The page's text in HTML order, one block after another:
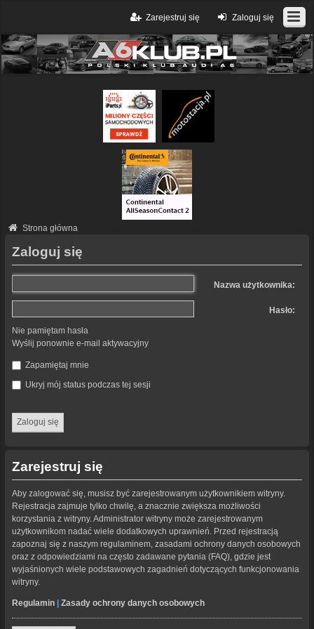
Zaloguj się
Zarejestruj się
Strona główna
Zaloguj się
Nazwa użytkownika:
Hasło:
Nie pamiętam hasła
Wyślij ponownie e-mail aktywacyjny
Zapamiętaj mnie
Ukryj mój status podczas tej sesji
Zarejestruj się
Aby zalogować się, musisz być zarejestrowanym użytkownikiem witryny.
Rejestracja zajmuje tylko chwilę, a znacznie zwiększa możliwości
korzystania z witryny. Administrator witryny może zarejestrowanym
użytkownikom nadać wiele dodatkowych uprawnień. Przed rejestracją
zapoznaj się z naszym regulaminem, zasadami ochrony danych osobowych
oraz z odpowiedziami na często zadawane pytania (FAQ), gdzie jest
wyjaśnionych wiele podstawowych zagadnień dotyczących funkcjonowania
witryny.
Regulamin Zasady ochrony danych osobowych